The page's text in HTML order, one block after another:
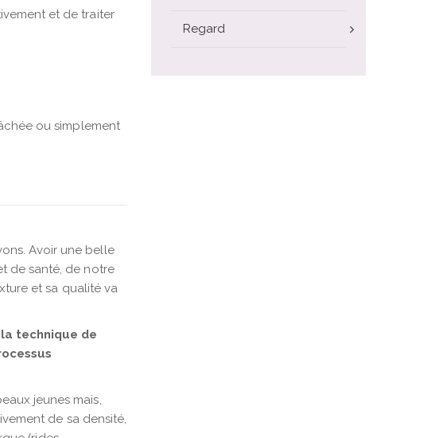
et de traiter
ou simplement
Avoir une belle
de santé, de notre
et sa qualité va
technique de
jeunes mais,
de sa densité,
Regard